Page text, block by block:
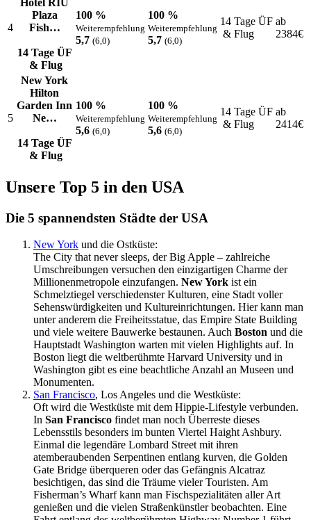
4
Plaza
Fish…
14 Tage ÜF
& Flug
100 %
Weiterempfehlung
5,7 (6,0)
100 %
Weiterempfehlung
5,7 (6,0)
14 Tage ÜF
& Flug
ab
2384€
5
New York
Hilton
Garden Inn
Ne…
14 Tage ÜF
& Flug
100 %
Weiterempfehlung
5,6 (6,0)
100 %
Weiterempfehlung
5,6 (6,0)
14 Tage ÜF
& Flug
ab
2414€
Unsere Top 5 in den USA
Die 5 spannendsten Städte der USA
New York und die Ostküste:
The City that never sleeps, der Big Apple – zahlreiche
Umschreibungen versuchen den einzigartigen Charme der
Millionenmetropole einzufangen. New York ist ein
Schmelztiegel verschiedenster Kulturen, eine Stadt voller
Sehenswürdigkeiten und Kultureinrichtungen. Hier kann man
unter anderem die Freiheitsstatue, das Empire State Building
und viele weitere Bauwerke bestaunen. Auch Boston und die
Hauptstadt Washington warten mit vielen Highlights auf. In
Boston liegt die weltberühmte Harvard University und in
Washington gibt es eine beachtliche Anzahl an Museen und
Monumenten.
San Francisco, Los Angeles und die Westküste:
Oft wird die Westküste mit dem Hippie-Lifestyle verbunden.
In San Francisco findet man noch Überreste dieses
Lebensstils besonders im bunten Viertel Haight Ashbury.
Einmal die legendäre Lombard Street mit ihren
atemberaubenden Serpentinen entlang kurven, die Golden
Gate Bridge überqueren oder das Gefängnis Alcatraz
besichtigen, das sind die Träume vieler Touristen. Am
Fisherman’s Wharf kann man Fischspezialitäten aller Art
genießen und die vielen Straßenkünstler beobachten. Eine